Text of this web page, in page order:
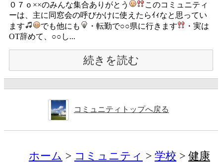
０７ｏ××のみんな集合ありがとう
このコミュニティ
ーは、主に同窓会の呼びかけに使えたらｲｨなと思ってい
ます
でも他にも ・転勤で○○県に行きます
・実は
OT辞めて、○○し...
続きを読む
コミュニティトップへ戻る
ホーム コミュニティ 学校
健康